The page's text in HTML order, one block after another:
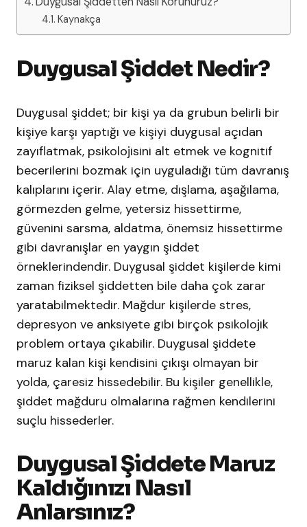
Kaynakça
Duygusal Şiddet Nedir?
Duygusal şiddet; bir kişi ya da grubun belirli bir
kişiye karşı yaptığı ve kişiyi duygusal açıdan
zayıflatmak, psikolojisini alt etmek ve kognitif
becerilerini bozmak için uyguladığı tüm davranış
kalıplarını içerir. Alay etme, dışlama, aşağılama,
görmezden gelme, yetersiz hissettirme,
güvenini sarsma, aldatma, önemsiz hissettirme
gibi davranışlar en yaygın şiddet
örneklerindendir. Duygusal şiddet kişilerde kimi
zaman fiziksel şiddetten bile daha çok zarar
yaratabilmektedir. Mağdur kişilerde stres,
depresyon ve anksiyete gibi birçok psikolojik
problem ortaya çıkabilir. Duygusal şiddete
maruz kalan kişi kendisini çıkışı olmayan bir
yolda, çaresiz hissedebilir. Bu kişiler genellikle,
şiddet mağduru olmalarına rağmen kendilerini
suçlu hissederler.
Duygusal Şiddete Maruz
Kaldığınızı Nasıl
Anlarsınız?